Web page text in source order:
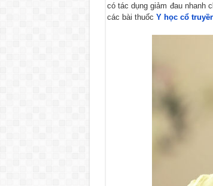
có tác dụng giảm đau nhanh
các bài thuốc Y học cổ